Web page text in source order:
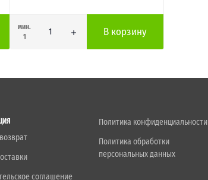
мин.
1
В корзину
соглашение
Политика конфиденциальности
Политика обработки
персональных данных